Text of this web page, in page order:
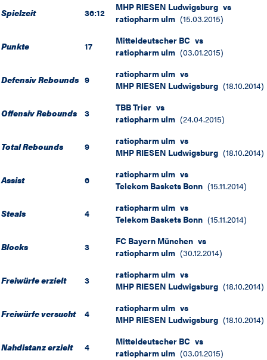
Spielzeit 36:12 MHP RIESEN Ludwigsburg vs
ratiopharm ulm (15.03.2015)
Punkte 17 Mitteldeutscher BC vs
ratiopharm ulm (03.01.2015)
Defensiv Rebounds 9 ratiopharm ulm vs
MHP RIESEN Ludwigsburg (18.10.2014)
Offensiv Rebounds 3 TBB Trier vs
ratiopharm ulm (24.04.2015)
Total Rebounds 9 ratiopharm ulm vs
MHP RIESEN Ludwigsburg (18.10.2014)
Assist 6 ratiopharm ulm vs
Telekom Baskets Bonn (15.11.2014)
Steals 4 ratiopharm ulm vs
Telekom Baskets Bonn (15.11.2014)
Blocks 3 FC Bayern München vs
ratiopharm ulm (30.12.2014)
Freiwürfe erzielt 3 ratiopharm ulm vs
MHP RIESEN Ludwigsburg (18.10.2014)
Freiwürfe versucht 4 ratiopharm ulm vs
MHP RIESEN Ludwigsburg (18.10.2014)
Nahdistanz erzielt 4 Mitteldeutscher BC vs
ratiopharm ulm (03.01.2015)